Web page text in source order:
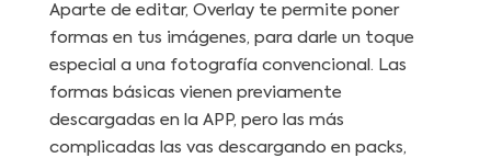
Aparte de editar, Overlay te permite poner
formas en tus imágenes, para darle un toque
especial a una fotografía convencional. Las
formas básicas vienen previamente
descargadas en la APP, pero las más
complicadas las vas descargando en packs,